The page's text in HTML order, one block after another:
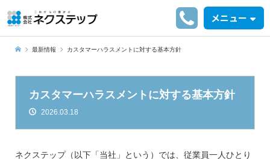
メニュー
最新情報 カスタマーハラスメントに対する基本方針
カスタマーハラスメントに対する基本方針
2026.03.18
ネクステップ（以下「当社」という）では、従業員一人ひとり